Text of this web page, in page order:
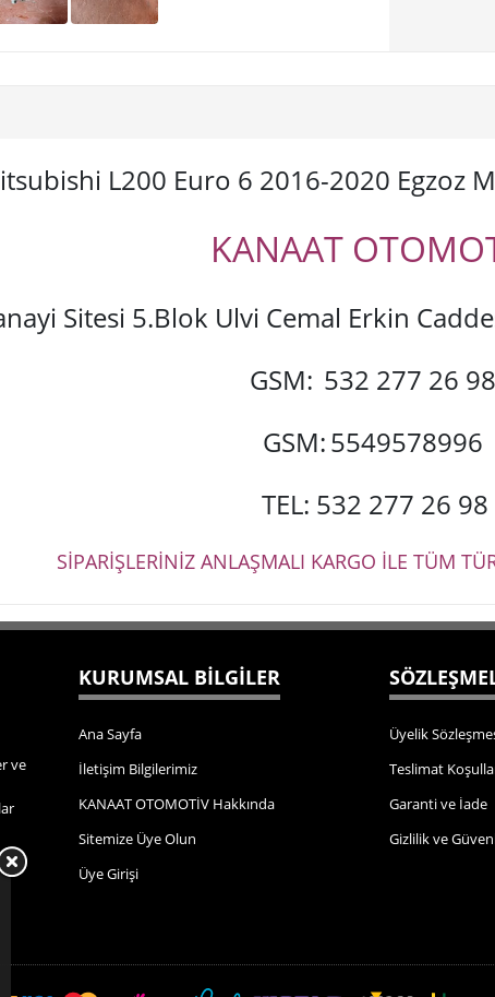
L200 Euro 6 2016-2020 Egzoz
KANAAT
Sitesi 5.Blok Ulvi Cemal Erkin
GSM: 532 277 26 98
GSM:5549578996
TEL: 532 277 26 98
SİPARİŞLERİNİZ ANLAŞMALI KARGO İLE TÜM
ve
KURUMSAL BİLGİLER
Ana Sayfa
İletişim Bilgilerimiz
KANAAT OTOMOTİV Hakkında
Sitemize Üye Olun
Üye Girişi
Üyelik
Teslimat
Garanti ve İade
Gizlilik ve